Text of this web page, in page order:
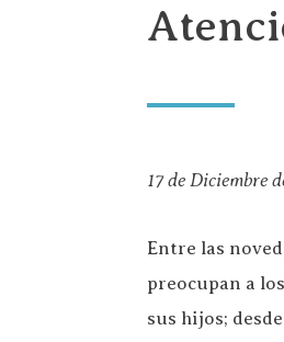
17 de Diciembre
Entre las
preocupan a
sus hijos;